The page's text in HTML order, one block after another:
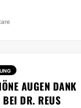
AUGEN DANK
BEI DR. REUS